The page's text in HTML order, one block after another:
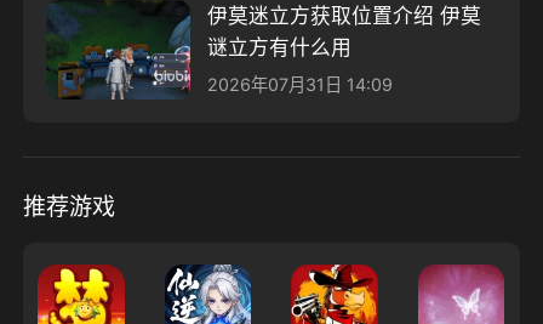
伊莫迷立方获取位置介绍 伊莫
谜立方有什么用
2026年07月31日 14:09
推荐游戏